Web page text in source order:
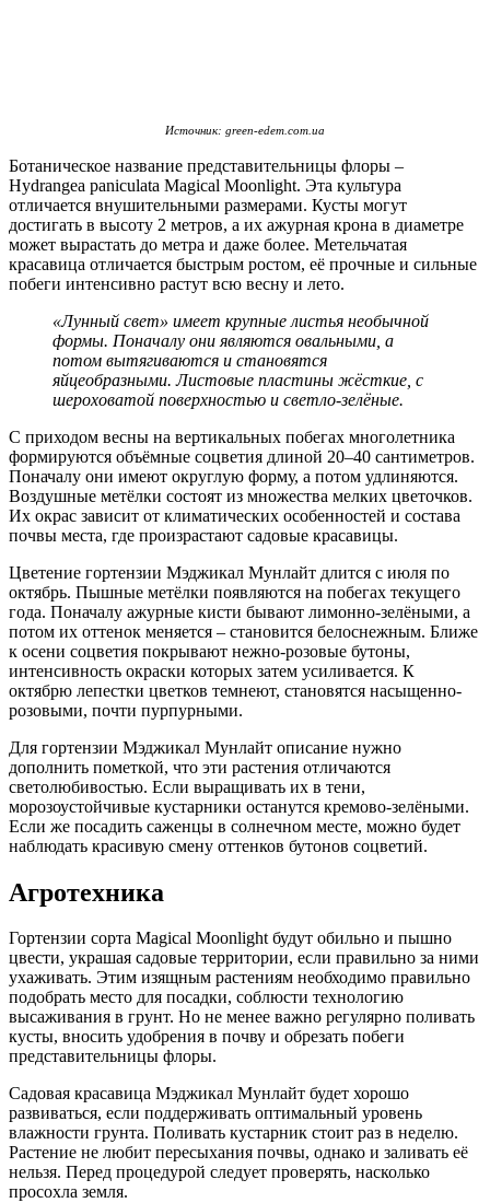
Источник: green-edem.com.ua
Ботаническое название представительницы флоры –
Hydrangea paniculata Magical Moonlight. Эта культура
отличается внушительными размерами. Кусты могут
достигать в высоту 2 метров, а их ажурная крона в диаметре
может вырастать до метра и даже более. Метельчатая
красавица отличается быстрым ростом, её прочные и сильные
побеги интенсивно растут всю весну и лето.
«Лунный свет» имеет крупные листья необычной
формы. Поначалу они являются овальными, а
потом вытягиваются и становятся
яйцеобразными. Листовые пластины жёсткие, с
шероховатой поверхностью и светло-зелёные.
С приходом весны на вертикальных побегах многолетника
формируются объёмные соцветия длиной 20–40 сантиметров.
Поначалу они имеют округлую форму, а потом удлиняются.
Воздушные метёлки состоят из множества мелких цветочков.
Их окрас зависит от климатических особенностей и состава
почвы места, где произрастают садовые красавицы.
Цветение гортензии Мэджикал Мунлайт длится с июля по
октябрь. Пышные метёлки появляются на побегах текущего
года. Поначалу ажурные кисти бывают лимонно-зелёными, а
потом их оттенок меняется – становится белоснежным. Ближе
к осени соцветия покрывают нежно-розовые бутоны,
интенсивность окраски которых затем усиливается. К
октябрю лепестки цветков темнеют, становятся насыщенно-
розовыми, почти пурпурными.
Для гортензии Мэджикал Мунлайт описание нужно
дополнить пометкой, что эти растения отличаются
светолюбивостью. Если выращивать их в тени,
морозоустойчивые кустарники останутся кремово-зелёными.
Если же посадить саженцы в солнечном месте, можно будет
наблюдать красивую смену оттенков бутонов соцветий.
Агротехника
Гортензии сорта Magical Moonlight будут обильно и пышно
цвести, украшая садовые территории, если правильно за ними
ухаживать. Этим изящным растениям необходимо правильно
подобрать место для посадки, соблюсти технологию
высаживания в грунт. Но не менее важно регулярно поливать
кусты, вносить удобрения в почву и обрезать побеги
представительницы флоры.
Садовая красавица Мэджикал Мунлайт будет хорошо
развиваться, если поддерживать оптимальный уровень
влажности грунта. Поливать кустарник стоит раз в неделю.
Растение не любит пересыхания почвы, однако и заливать её
нельзя. Перед процедурой следует проверять, насколько
просохла земля.